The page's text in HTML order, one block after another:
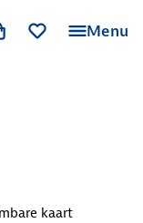
Menu
kaart